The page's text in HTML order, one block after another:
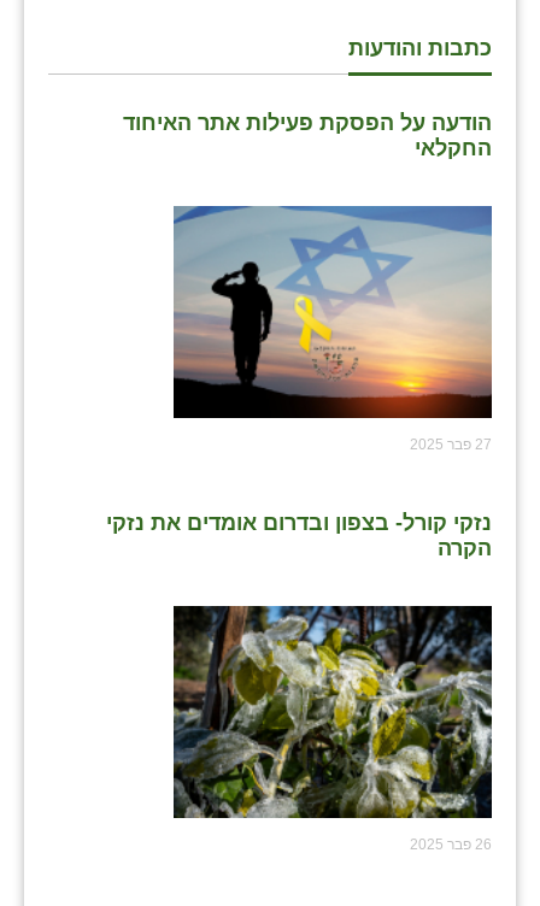
כתבות והודעות
הודעה על הפסקת פעילות אתר האיחוד
החקלאי
27 פבר 2025
נזקי קורל- בצפון ובדרום אומדים את נזקי
הקרה
26 פבר 2025